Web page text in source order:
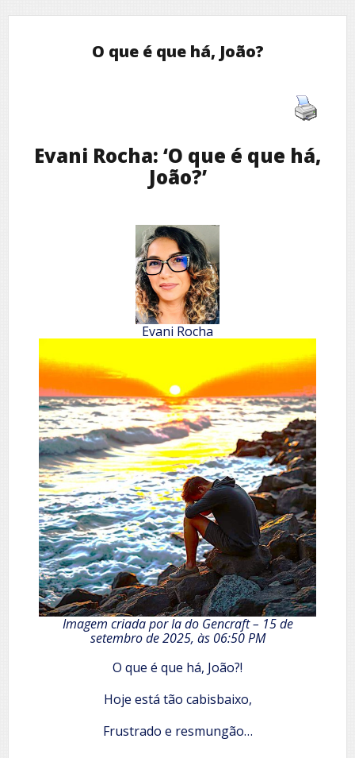
O que é que há, João?
Evani Rocha: ‘O que é que há,
João?’
Evani Rocha
Imagem criada por Ia do Gencraft – 15 de
setembro de 2025, às 06:50 PM
O que é que há, João?!
Hoje está tão cabisbaixo,
Frustrado e resmungão…